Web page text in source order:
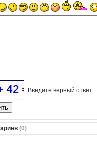
Введите верный ответ
(0)